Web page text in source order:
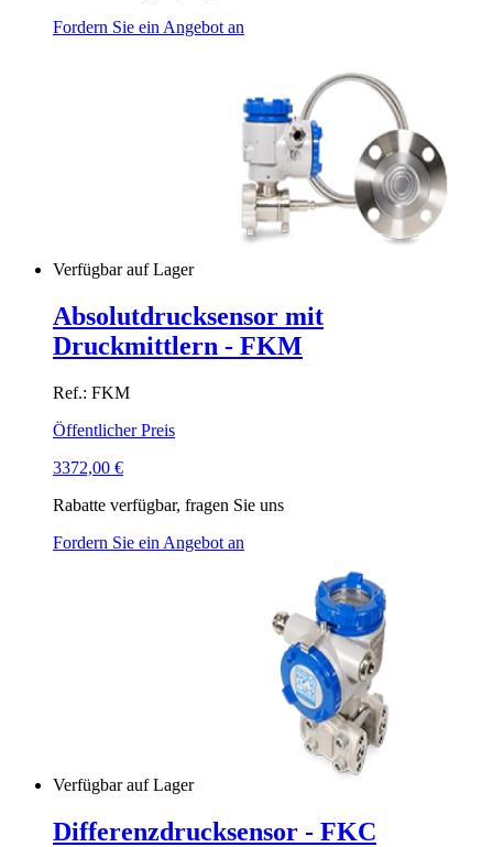
Fordern Sie ein Angebot an
Verfügbar auf Lager
Absolutdrucksensor mit
Druckmittlern - FKM
Ref.: FKM
Öffentlicher Preis
3372,00 €
Rabatte verfügbar, fragen Sie uns
Fordern Sie ein Angebot an
Verfügbar auf Lager
Differenzdrucksensor - FKC